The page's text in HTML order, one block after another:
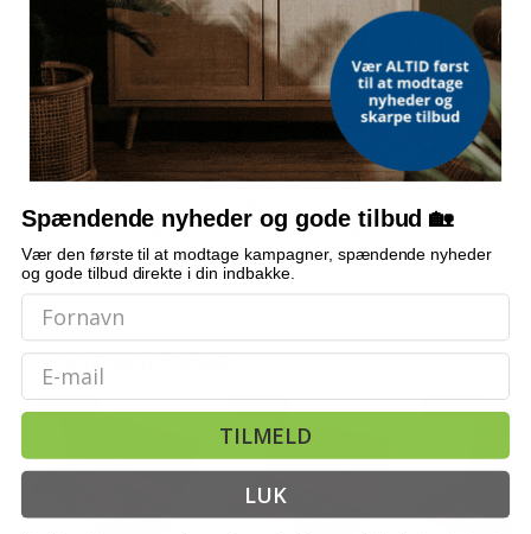
Bordmodel
isterningmaskine - 9
terninger på 6 min.,
Vejl. pris 569,- 509,-
Snart på lager
Vetoquinol Dronspot
ormekur spot-on til kat
- 2,5-5 kg, 2×0,7 ml
209,-
Udsolgt
Hængeparasols
solcelledrevne
3 m - grå, med
Vejl. pris
ALTERNATIVE VARER
TILBUD TILBUD TILBUD
Spændende nyheder og gode tilbud 🏡
Vær den første til at modtage kampagner, spændende nyheder
og gode tilbud direkte i din indbakke.
Email
TILMELD
LUK